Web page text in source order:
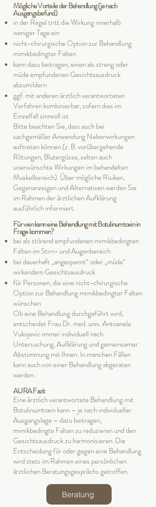
Mögliche Vorteile der Behandlung (je nach
Ausgangsbefund)
in der Regel tritt die Wirkung innerhalb
weniger Tage ein
nicht-chirurgische Option zur Behandlung
mimikbedingter Falten
kann dazu beitragen, einen als streng oder
müde empfundenen Gesichtsausdruck
abzumildern
ggf. mit anderen ärztlich verantworteten
Verfahren kombinierbar, sofern dies im
Einzelfall sinnvoll ist
Bitte beachten Sie, dass auch bei
sachgemäßer Anwendung Nebenwirkungen
auftreten können (z. B. vorübergehende
Rötungen, Blutergüsse, selten auch
unerwünschte Wirkungen im behandelten
Muskelbereich). Über mögliche Risiken,
Gegenanzeigen und Alternativen werden Sie
im Rahmen der ärztlichen Aufklärung
ausführlich informiert.
Für wen kann eine Behandlung mit Botulinumtoxin in
Frage kommen?
bei als störend empfundenen mimikbedingten
Falten im Stirn- und Augenbereich
bei dauerhaft „angespannt“ oder „müde“
wirkendem Gesichtsausdruck
für Personen, die eine nicht-chirurgische
Option zur Behandlung mimikbedingter Falten
wünschen
Ob eine Behandlung durchgeführt wird,
entscheidet Frau Dr. med. univ. Antoanela
Vukojevic immer individuell nach
Untersuchung, Aufklärung und gemeinsamer
Abstimmung mit Ihnen. In manchen Fällen
kann auch von einer Behandlung abgeraten
werden.
AURA Fazit
Eine ärztlich verantwortete Behandlung mit
Botulinumtoxin kann – je nach individueller
Ausgangslage – dazu beitragen,
mimikbedingte Falten zu reduzieren und den
Gesichtsausdruck zu harmonisieren. Die
Entscheidung für oder gegen eine Behandlung
wird stets im Rahmen eines persönlichen
ärztlichen Beratungsgesprächs getroffen.
Beratung